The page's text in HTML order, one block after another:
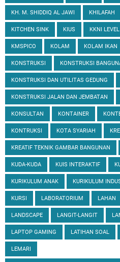
KH. M. SHIDDIQ AL JAWI KHILAFAH
KITCHEN SINK KIUS KKNI
KMSPICO KOLAM KOLAM IKAN
KONSTRUKSI KONSTRUKSI
KONSTRUKSI DAN UTILITAS GEDUNG
KONSTRUKSI JALAN DAN JEMBATAN
KONSULTAN KONTAINER
KONTRUKSI KOTA SYARIAH
KREATIF TEKNIK GAMBAR BANGUNAN
KUDA-KUDA KUIS INTERAKTIF
KURIKULUM ANAK KURIKULUM
KURSI LABORATORIUM LAHAN
LANDSCAPE LANGIT-LANGIT
LAPTOP GAMING LATIHAN SOAL
LEMARI